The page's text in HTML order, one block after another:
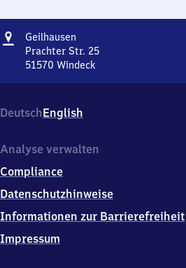
Adresse
Geilhausen
Prachter Str. 25
51570 Windeck
Str.
25,
1
7
0
DeutschEnglish
Analyse verwalten
Compliance
Datenschutzhinweise
Informationen zur Barrierefreiheit
Impressum